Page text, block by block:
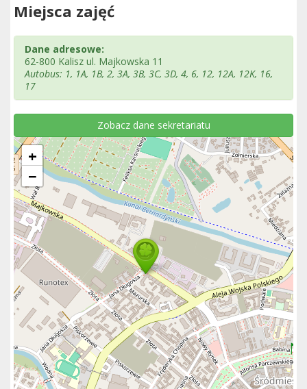
Miejsca zajęć
Dane adresowe:
62-800 Kalisz ul. Majkowska 11
Autobus: 1, 1A, 1B, 2, 3A, 3B, 3C, 3D, 4, 6, 12, 12A, 12K, 16,
17
Zobacz dane sekretariatu
+
−